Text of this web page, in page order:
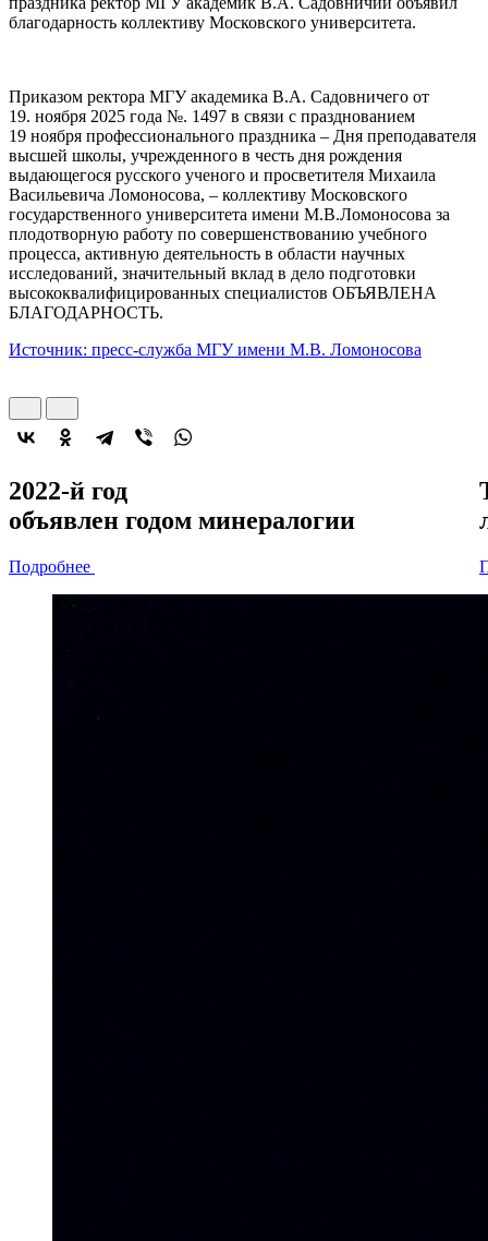
благодарность коллективу Московского университета.
Приказом ректора МГУ академика В.А. Садовничего от
19. ноября 2025 года №. 1497 в связи с празднованием
19 ноября профессионального праздника – Дня преподавателя
высшей школы, учрежденного в честь дня рождения
выдающегося русского ученого и просветителя Михаила
Васильевича Ломоносова, – коллективу Московского
государственного университета имени М.В.Ломоносова за
плодотворную работу по совершенствованию учебного
процесса, активную деятельность в области научных
исследований, значительный вклад в дело подготовки
высококвалифицированных специалистов ОБЪЯВЛЕНА
БЛАГОДАРНОСТЬ.
Источник: пресс-служба МГУ имени М.В. Ломоносова
2022-й год
объявлен годом минералогии
Подробнее